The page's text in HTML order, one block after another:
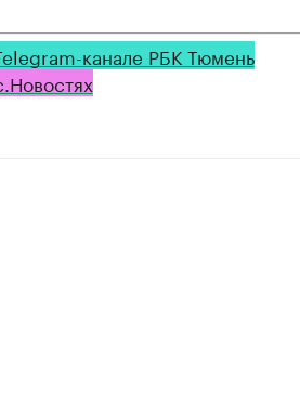
канале РБК Тюмень